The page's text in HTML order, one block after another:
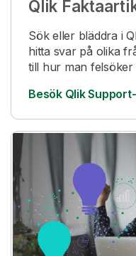
Qlik
Sök eller bläddra i
hitta svar på olika
till hur man felsöker
Besök Qlik